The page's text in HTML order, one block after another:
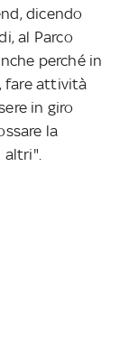
dicendo
al Parco
perché in
fare attività
in giro
la